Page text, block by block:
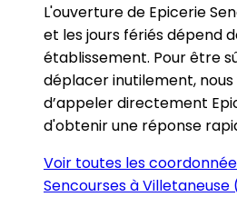
L'ouverture de Epicerie
et les jours fériés dépend
établissement. Pour être
déplacer inutilement,
d’appeler directement
d'obtenir une réponse
Voir toutes les
Sencourses à Villetaneuse